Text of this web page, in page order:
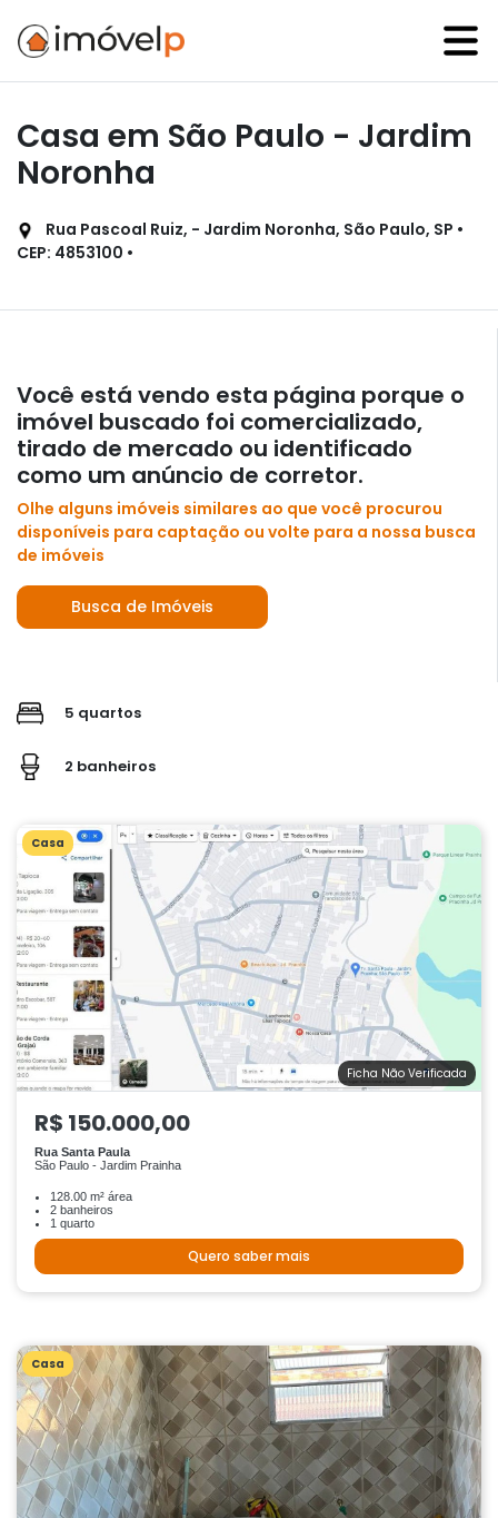
Casa em São Paulo - Jardim
Noronha
Rua Pascoal Ruiz, - Jardim Noronha, São Paulo, SP •
CEP: 4853100 •
Você está vendo esta página porque o
imóvel buscado foi comercializado,
tirado de mercado ou identificado
como um anúncio de corretor.
Olhe alguns imóveis similares ao que você procurou
disponíveis para captação ou volte para a nossa busca
de imóveis
Busca de Imóveis
5 quartos
2 banheiros
Casa
Ficha Não Verificada
R$ 150.000,00
Rua Santa Paula
São Paulo - Jardim Prainha
128.00 m² área
2 banheiros
1 quarto
Quero saber mais
Casa